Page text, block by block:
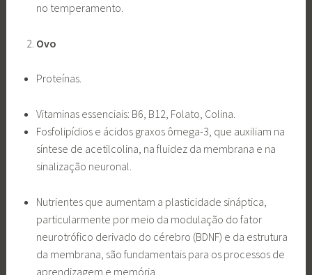
no temperamento.
Ovo
Proteínas.
Vitaminas essenciais: B6, B12, Folato, Colina.
Fosfolipídios e ácidos graxos ômega-3, que auxiliam na
síntese de acetilcolina, na fluidez da membrana e na
sinalização neuronal.
Nutrientes que aumentam a plasticidade sináptica,
particularmente por meio da modulação do fator
neurotrófico derivado do cérebro (BDNF) e da estrutura
da membrana, são fundamentais para os processos de
aprendizagem e memória.